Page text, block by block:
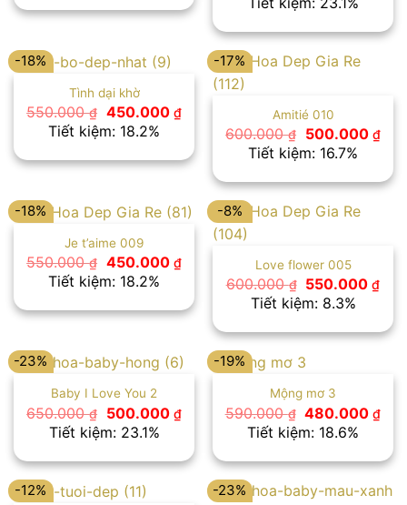
450.000 ₫.
là:
là:
-18%
Tình dại khờ
550.000₫ Giá
gốc
là:
450.000 ₫Giá
hiện
là:
450.000 ₫.
Tiết kiệm: 18.2%
-17%
Amitié 010
600.000₫
Giá
gốc
là:
500.000 ₫Giá
hiện
là:
Tiết kiệm: 16.7%
-18%
Je t’aime 009
550.000₫ Giá
gốc
là:
450.000 ₫Giá
hiện
là:
450.000 ₫.
Tiết kiệm: 18.2%
-8%
Love flower 005
600.000₫
Giá
gốc
là:
550.000₫Giá
là:
Tiết kiệm: 8.3%
-23%
Baby I Love You 2
650.000₫
Giá
gốc
là:
500.000 ₫Giá
hiện
là:
500.000 ₫.
Tiết kiệm: 23.1%
-19%
Mộng mơ 3
590.000₫ Giá
gốc
là:
480.000₫Giá
là:
Tiết kiệm: 18.6%
-12% -23%